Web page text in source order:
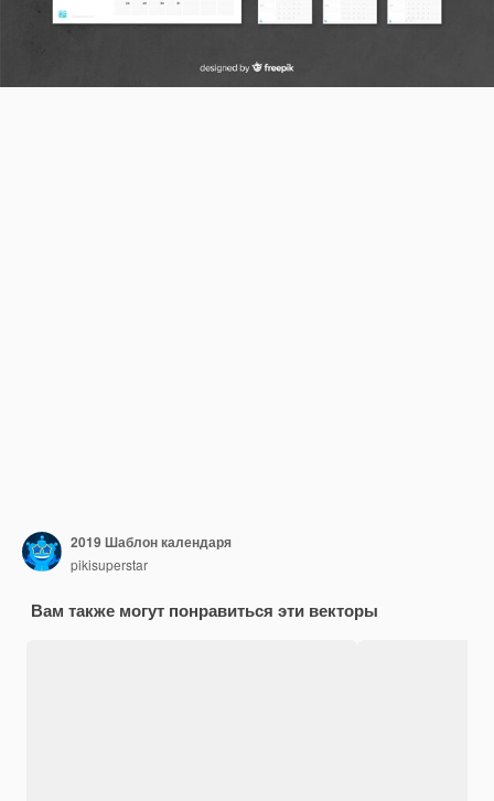
2019 Шаблон календаря
pikisuperstar
Вам также могут понравиться эти векторы